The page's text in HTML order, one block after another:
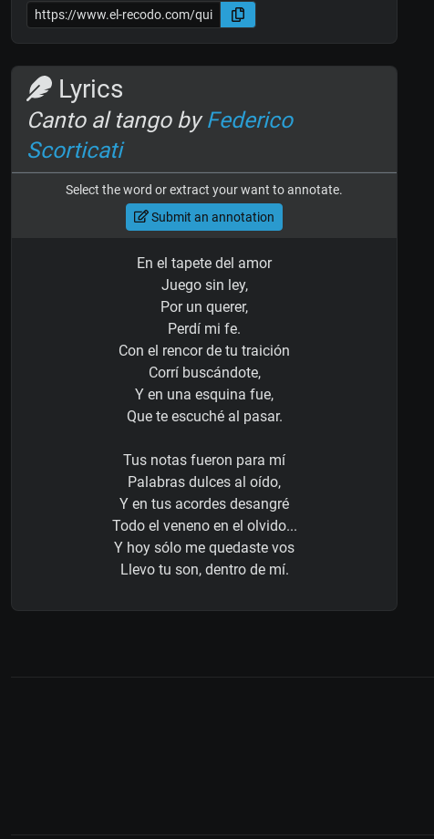
Lyrics
Canto al tango byFederico
Scorticati
Select the word or extract your want to annotate.
Submit an annotation
En el tapete del amor
Juego sin ley,
Por un querer,
Perdí mi fe.
Con el rencor de tu traición
Corrí buscándote,
Y en una esquina fue,
Que te escuché al pasar.
Tus notas fueron para mí
Palabras dulces al oído,
Y en tus acordes desangré
Todo el veneno en el olvido...
Y hoy sólo me quedaste vos
Llevo tu son, dentro de mí.